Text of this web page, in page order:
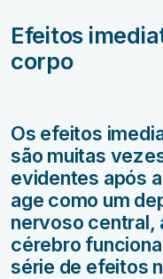
Efeitos
corpo
Os efeitos
são muitas
evidentes após
age como um
nervoso central,
cérebro
série de efeitos